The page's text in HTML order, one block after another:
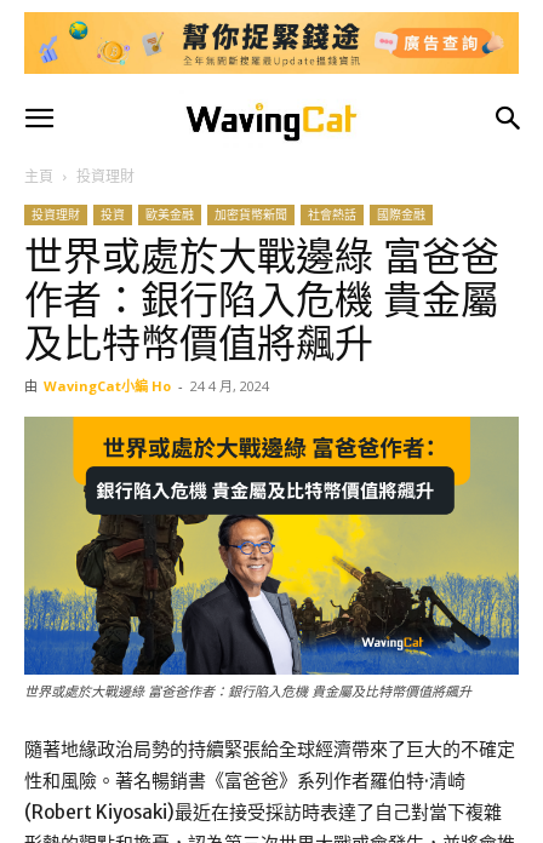
主頁 投資理財
投資理財 投資 歐美金融 加密貨幣新聞 社會熱話 國際金融
世界或處於大戰邊綠 富爸爸
作者：銀行陷入危機 貴金屬
及比特幣價值將飆升
由 WavingCat小編 Ho - 24 4 月, 2024
世界或處於大戰邊綠 富爸爸作者：銀行陷入危機 貴金屬及比特幣價值將飆升
隨著地緣政治局勢的持續緊張給全球經濟帶來了巨大的不確定
性和風險。著名暢銷書《富爸爸》系列作者羅伯特·清崎
(Robert Kiyosaki)最近在接受採訪時表達了自己對當下複雜